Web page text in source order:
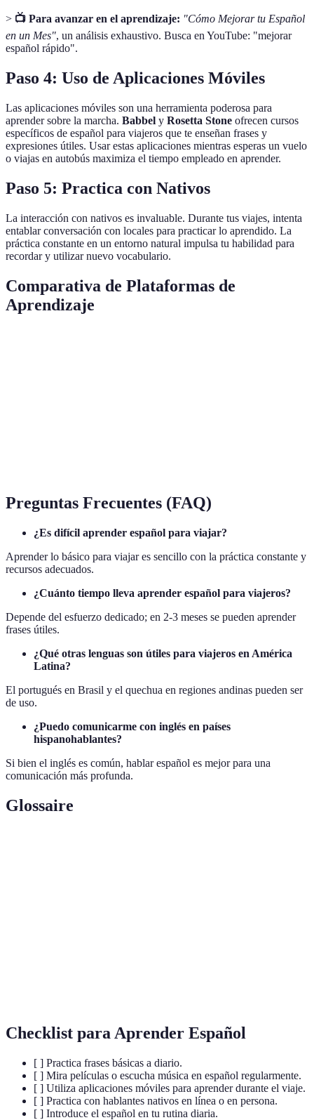
> 📺 Para avanzar en el aprendizaje: "Cómo Mejorar tu Español
en un Mes", un análisis exhaustivo. Busca en YouTube: "mejorar
español rápido".
Paso 4: Uso de Aplicaciones Móviles
Las aplicaciones móviles son una herramienta poderosa para
aprender sobre la marcha. Babbel y Rosetta Stone ofrecen cursos
específicos de español para viajeros que te enseñan frases y
expresiones útiles. Usar estas aplicaciones mientras esperas un vuelo
o viajas en autobús maximiza el tiempo empleado en aprender.
Paso 5: Practica con Nativos
La interacción con nativos es invaluable. Durante tus viajes, intenta
entablar conversación con locales para practicar lo aprendido. La
práctica constante en un entorno natural impulsa tu habilidad para
recordar y utilizar nuevo vocabulario.
Comparativa de Plataformas de
Aprendizaje
Preguntas Frecuentes (FAQ)
¿Es difícil aprender español para viajar?
Aprender lo básico para viajar es sencillo con la práctica constante y
recursos adecuados.
¿Cuánto tiempo lleva aprender español para viajeros?
Depende del esfuerzo dedicado; en 2-3 meses se pueden aprender
frases útiles.
¿Qué otras lenguas son útiles para viajeros en América
Latina?
El portugués en Brasil y el quechua en regiones andinas pueden ser
de uso.
¿Puedo comunicarme con inglés en países
hispanohablantes?
Si bien el inglés es común, hablar español es mejor para una
comunicación más profunda.
Glossaire
Checklist para Aprender Español
[ ] Practica frases básicas a diario.
[ ] Mira películas o escucha música en español regularmente.
[ ] Utiliza aplicaciones móviles para aprender durante el viaje.
[ ] Practica con hablantes nativos en línea o en persona.
[ ] Introduce el español en tu rutina diaria.